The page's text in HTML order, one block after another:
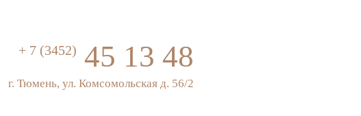
+ 7 (3452) 45 13 48
г. Тюмень, ул. Комсомольская д. 56/2